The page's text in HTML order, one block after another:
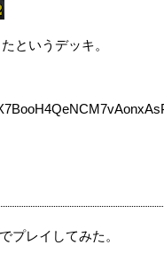
というデッキ。
プレイしてみた。